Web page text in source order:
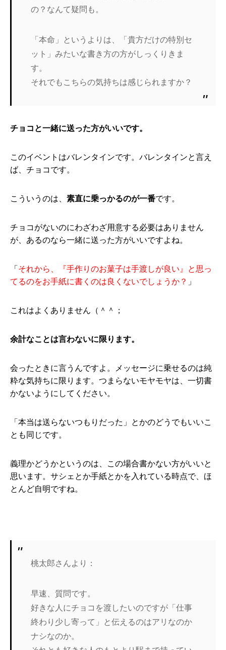
の？なんて疑問も。
「本命」というよりは、「貴方だけの特別セ
ット」みたいな書き方の方がしっくりきま
す。
それでもこちらの気持ちは感じられますか？
チョコと一緒に送った方がいいです。
このイベントはバレンタインです。バレンタインと言え
ば、チョコです。
こういうのは、 素直に乗っかるのが一番です。
チョコがないのにわざわざ用意する必要はありません
が、あるのなら一緒に送った方がいいですよね。
「 それから、『手作りのお菓子は手渡しが良い』と思っ
てるのをお手紙に書くのは良くないでしょうか？ 」
これはよくありません（＾＾；
余計なことは言わないに限ります。
会ったときに言うんですよ。メッセージに乗せるのは純
粋な気持ちに限ります。つまらないモヤモヤは、一切書
かないようにしてください。
「本当は送らないつもりだった」とかのどうでもいいこ
とも同じです。
義理かどうかというのは、この場合書かない方がいいと
思います。サシェとか手紙とかを入れている時点で、ほ
とんど自明ですね。
桃太郎さんより：
早速、質問です。
好きな人にチョコを渡したいのですが「仕事
終わり少し寄って」と伝えるのはアリなのか
ナシなのか。